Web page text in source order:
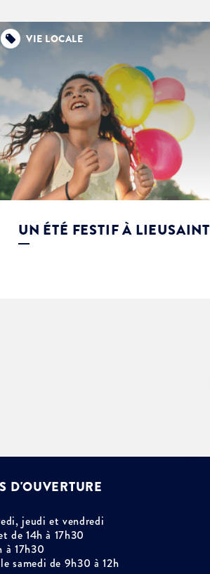
VIE LOCALE
UN ÉTÉ FESTIF À LIEUSAINT
D'OUVERTURE
jeudi et vendredi
de 14h à 17h30
à 17h30
samedi de 9h30 à 12h